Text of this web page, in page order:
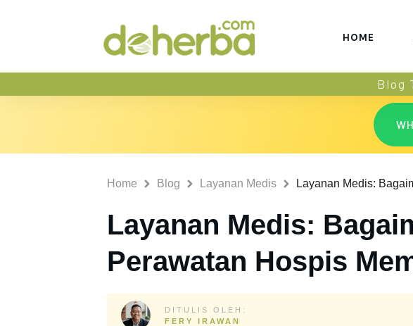
HOME
Blog
Home Blog Layanan Medis
Layanan Medis:
Perawatan Hospis
DITULIS OLEH:
FERY IRAWAN